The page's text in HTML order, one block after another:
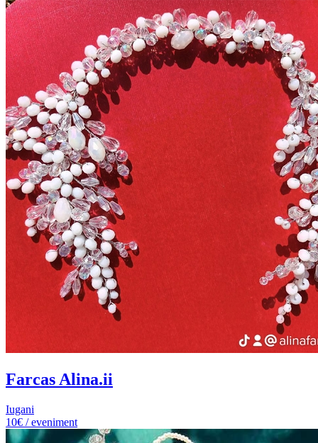
Farcas Alina.ii
Iugani
10€ / eveniment